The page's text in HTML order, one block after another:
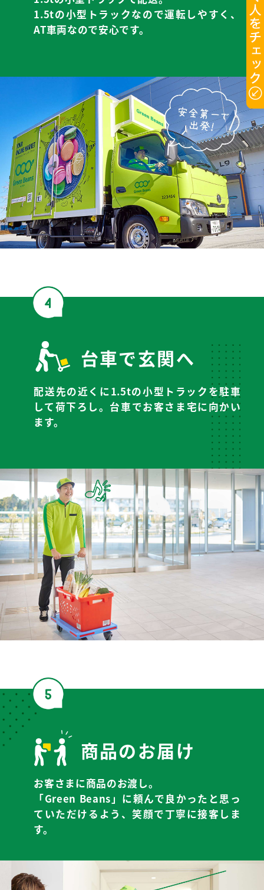
1.5tの小型トラックなので運転しやすく、
AT車両なので安心です。
台車で玄関へ
配送先の近くに1.5tの小型トラックを駐車
して荷下ろし。台車でお客さま宅に向かい
ます。
商品のお届け
お客さまに商品のお渡し。
「Green Beans」に頼んで良かったと思っ
て いただけるよう、笑顔で丁寧に接客しま
す。